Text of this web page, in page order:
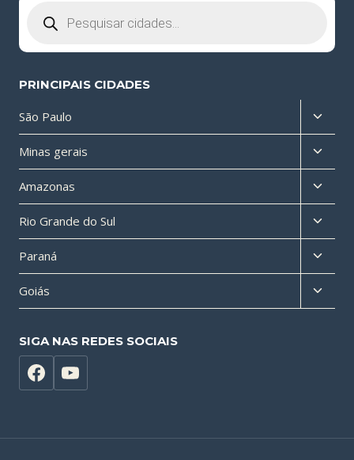
produtos
PRINCIPAIS CIDADES
São Paulo
menu
filho
Minas gerais
menu
filho
Amazonas
menu
filho
Rio Grande do Sul
menu
filho
Paraná
menu
filho
Goiás
menu
SIGA NAS REDES SOCIAIS